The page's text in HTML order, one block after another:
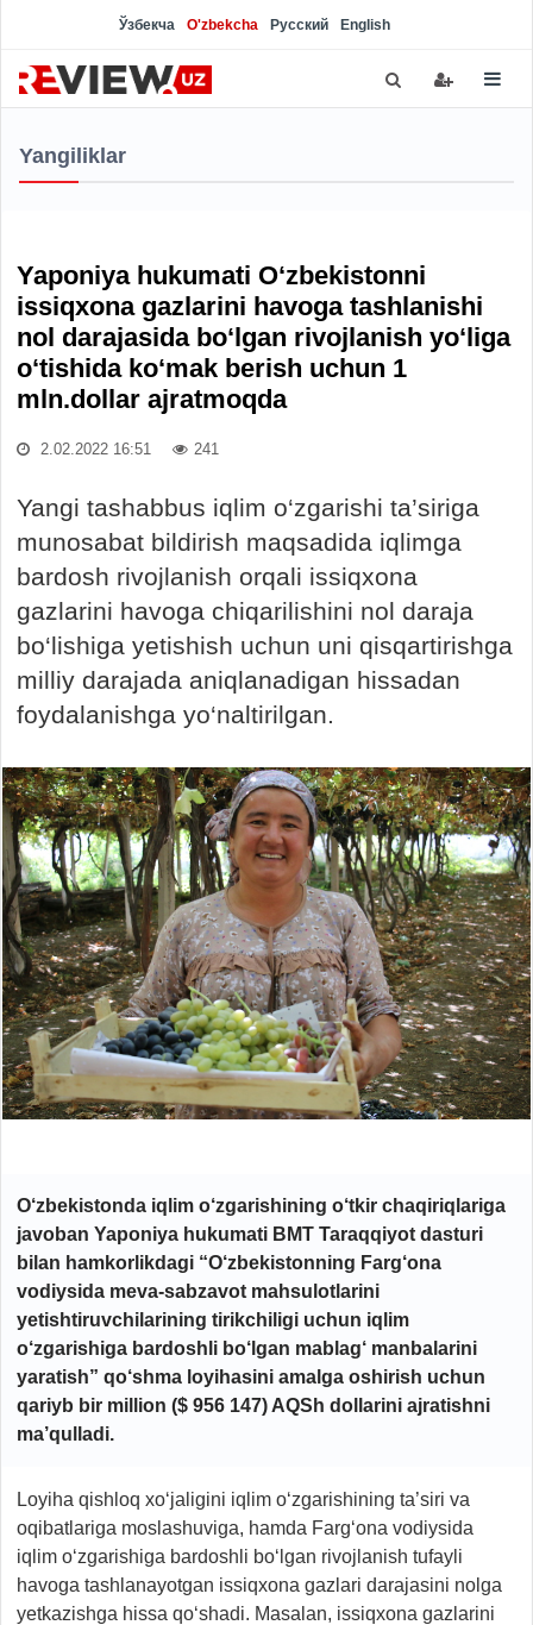
Ўзбекча O'zbekcha Русский English
Yangiliklar
Yaponiya hukumati O‘zbekistonni
issiqxona gazlarini havoga tashlanishi
nol darajasida bo‘lgan rivojlanish yo‘liga
o‘tishida ko‘mak berish uchun 1
mln.dollar ajratmoqda
2.02.2022 16:51 241
Yangi tashabbus iqlim o‘zgarishi ta’siriga
munosabat bildirish maqsadida iqlimga
bardosh rivojlanish orqali issiqxona
gazlarini havoga chiqarilishini nol daraja
bo‘lishiga yetishish uchun uni qisqartirishga
milliy darajada aniqlanadigan hissadan
foydalanishga yo‘naltirilgan.
O‘zbekistonda iqlim o‘zgarishining o‘tkir chaqiriqlariga
javoban Yaponiya hukumati BMT Taraqqiyot dasturi
bilan hamkorlikdagi “O‘zbekistonning Farg‘ona
vodiysida meva-sabzavot mahsulotlarini
yetishtiruvchilarining tirikchiligi uchun iqlim
o‘zgarishiga bardoshli bo‘lgan mablag‘ manbalarini
yaratish” qo‘shma loyihasini amalga oshirish uchun
qariyb bir million ($ 956 147) AQSh dollarini ajratishni
ma’qulladi.
Loyiha qishloq xo‘jaligini iqlim o‘zgarishining ta’siri va
oqibatlariga moslashuviga, hamda Farg‘ona vodiysida
iqlim o‘zgarishiga bardoshli bo‘lgan rivojlanish tufayli
havoga tashlanayotgan issiqxona gazlari darajasini nolga
yetkazishga hissa qo‘shadi. Masalan, issiqxona gazlarini